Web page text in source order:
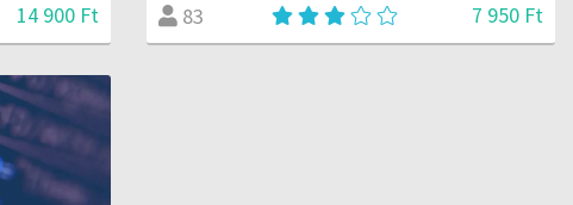
14 900 Ft 83 7 950 Ft